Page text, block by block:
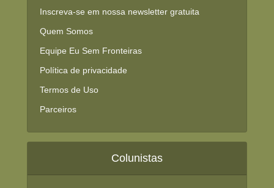
Inscreva-se em nossa newsletter gratuita
Quem Somos
Equipe Eu Sem Fronteiras
Política de privacidade
Termos de Uso
Parceiros
Colunistas